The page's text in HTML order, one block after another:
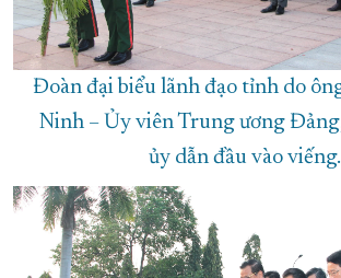
Đoàn đại biểu lãnh đạo tỉnh do
Ninh – Ủy viên Trung ương
ủy dẫn đầu vào viếng.